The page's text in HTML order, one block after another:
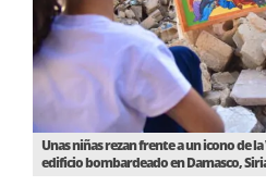
Unas niñas rezan frente a un icono de
edificio bombardeado en Damasco,